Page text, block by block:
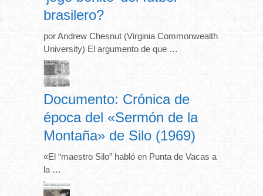
brasilero?
por Andrew Chesnut (Virginia Commonwealth
University) El argumento de que …
Documento: Crónica de
época del «Sermón de la
Montaña» de Silo (1969)
«El “maestro Silo” habló en Punta de Vacas a
la …